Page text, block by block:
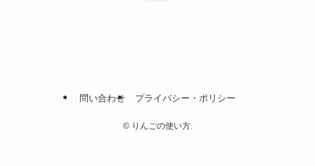
問い合わせ プライバシー・ポリシー
©りんごの使い方.